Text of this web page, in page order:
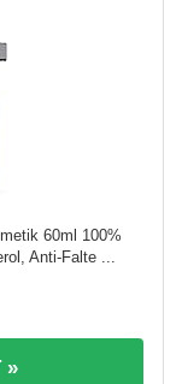
60ml 100%
Anti-Falte ...
»